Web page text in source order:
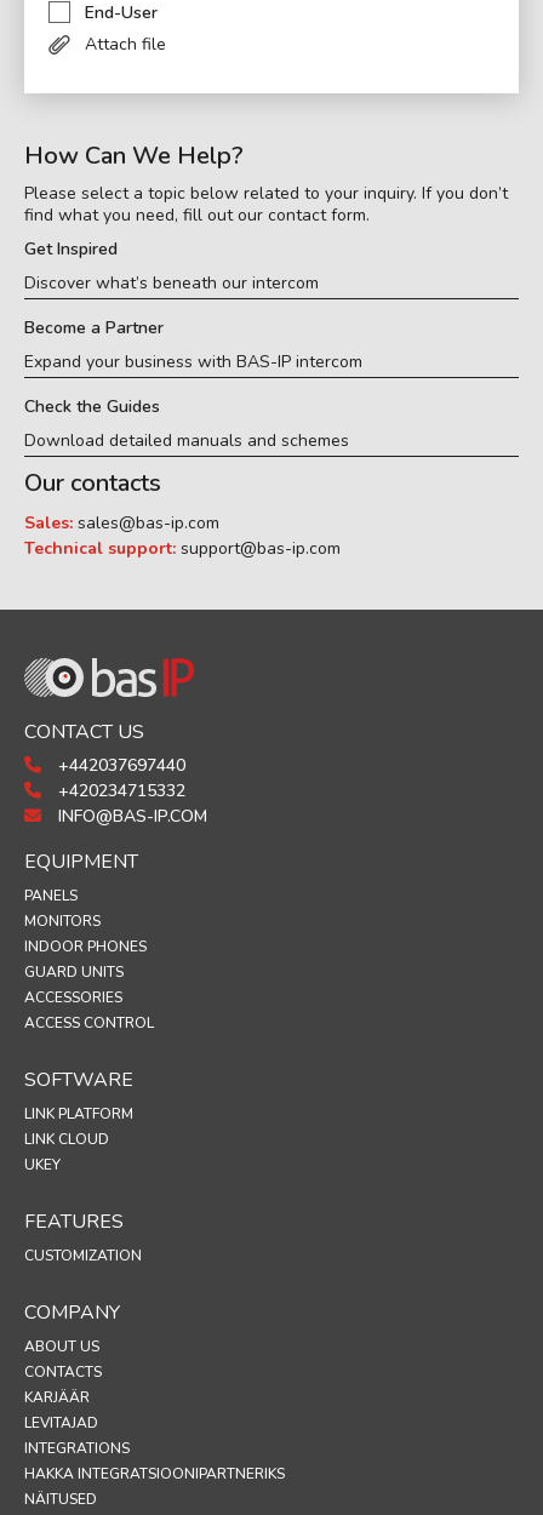
End-User
Attach file
How Can We Help?
Please select a topic below related to your inquiry. If you don’t
find what you need, fill out our contact form.
Get Inspired
Discover what’s beneath our intercom
Become a Partner
Expand your business with BAS-IP intercom
Check the Guides
Download detailed manuals and schemes
Our contacts
Sales: sales@bas-ip.com
Technical support: support@bas-ip.com
CONTACT US
+442037697440
+420234715332
INFO@BAS-IP.COM
EQUIPMENT
PANELS
MONITORS
INDOOR PHONES
GUARD UNITS
ACCESSORIES
ACCESS CONTROL
SOFTWARE
LINK PLATFORM
LINK CLOUD
UKEY
FEATURES
CUSTOMIZATION
COMPANY
ABOUT US
CONTACTS
KARJÄÄR
LEVITAJAD
INTEGRATIONS
HAKKA INTEGRATSIOONIPARTNERIKS
NÄITUSED